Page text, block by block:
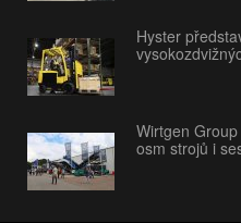
Hyster
Wirtgen
osm strojů i